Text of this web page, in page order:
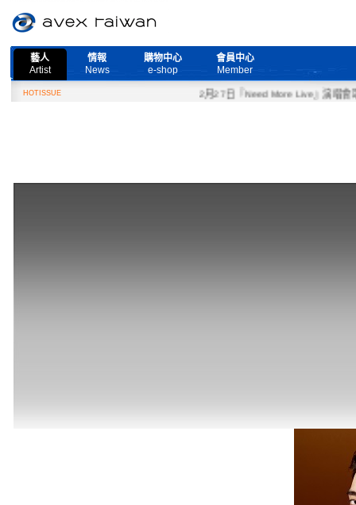
藝人
Artist
情報
News
購物中心
e-shop
會員中心
Member
HOTISSUE 2月27日『Need More Live』演唱會取消